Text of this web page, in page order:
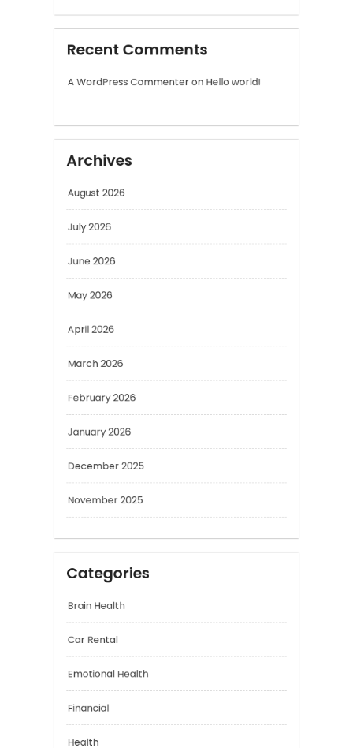
July 2026
June 2026
April 2026
March 2026
February 2026
January 2026
December 2025
November 2025
Categories
Brain Health
Car Rental
Emotional Health